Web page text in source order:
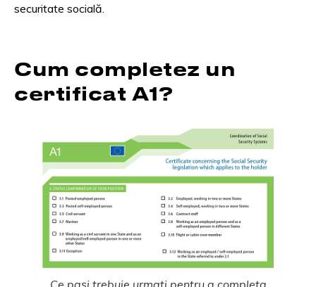
securitate socială.
Cum completez un
certificat A1?
Ce pași trebuie urmați pentru a completa